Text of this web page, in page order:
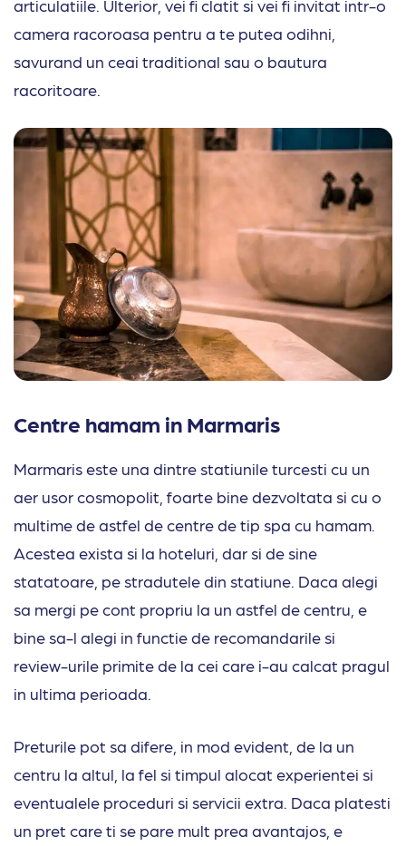
articulatiile. Ulterior, vei fi clatit si vei fi invitat intr-o
camera racoroasa pentru a te putea odihni,
savurand un ceai traditional sau o bautura
racoritoare.
Centre hamam in Marmaris
Marmaris este una dintre statiunile turcesti cu un
aer usor cosmopolit, foarte bine dezvoltata si cu o
multime de astfel de centre de tip spa cu hamam.
Acestea exista si la hoteluri, dar si de sine
statatoare, pe stradutele din statiune. Daca alegi
sa mergi pe cont propriu la un astfel de centru, e
bine sa-l alegi in functie de recomandarile si
review-urile primite de la cei care i-au calcat pragul
in ultima perioada.
Preturile pot sa difere, in mod evident, de la un
centru la altul, la fel si timpul alocat experientei si
eventualele proceduri si servicii extra. Daca platesti
un pret care ti se pare mult prea avantajos, e